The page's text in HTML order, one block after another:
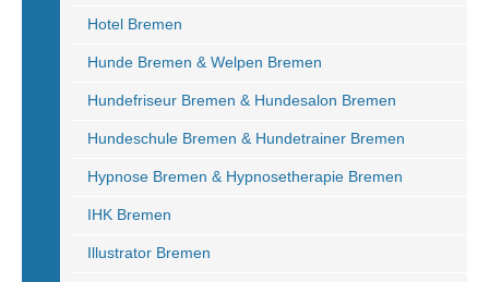
Hotel Bremen
Hunde Bremen & Welpen Bremen
Hundefriseur Bremen & Hundesalon Bremen
Hundeschule Bremen & Hundetrainer Bremen
Hypnose Bremen & Hypnosetherapie Bremen
IHK Bremen
Illustrator Bremen